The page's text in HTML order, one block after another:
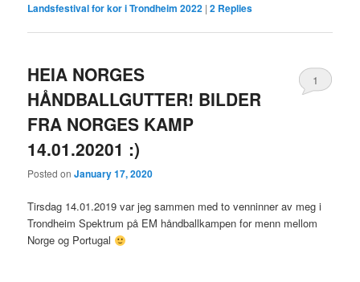
Landsfestival for kor i Trondheim 2022 |2 Replies
HEIA NORGES
HÅNDBALLGUTTER! BILDER
FRA NORGES KAMP
14.01.20201 :)
Posted onJanuary 17, 2020
1
Tirsdag 14.01.2019 var jeg sammen med to venninner av meg i
Trondheim Spektrum på EM håndballkampen for menn mellom
Norge og Portugal